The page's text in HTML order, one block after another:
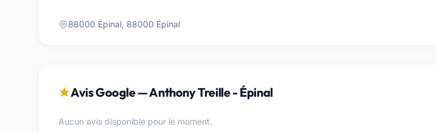
88000 Épinal, 88000 Épinal
Avis Google — Anthony Treille - Épinal
Aucun avis disponible pour le moment.